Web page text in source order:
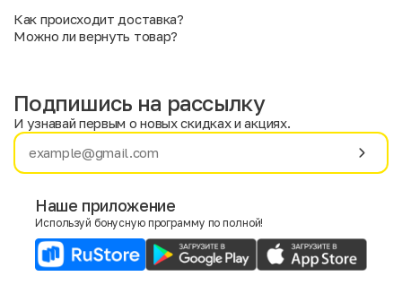
Как происходит доставка?
Можно ли вернуть товар?
Имя
E-mail
Подпишись на рассылку
И узнавай первым о новых скидках и акциях.
Наше приложение
Используй бонусную программу по полной!